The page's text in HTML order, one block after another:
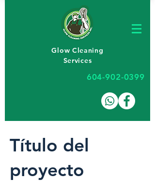
Glow Cleaning
Services
604-902-0399
Título del
proyecto